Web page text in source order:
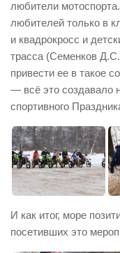
любители
любителей только в
и квадрокросс и
трасса (Семенков
привести ее в такое
— всё это создавало
спортивного
И как итог, море
посетивших это